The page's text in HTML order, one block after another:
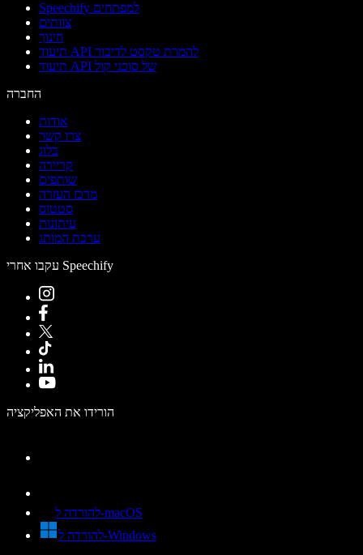
Speechify למפתחים
צוותים
חינוך
תיעוד API להמרת טקסט לדיבור
תיעוד API של סוכני קול
החברה
אודות
צרו קשר
בלוג
קריירה
שותפים
מרכז העזרה
סטטוס
עיתונות
ערכת המותג
עקבו אחרי Speechify
הורידו את האפליקציה
להורדה ל-macOS
להורדה ל-Windows